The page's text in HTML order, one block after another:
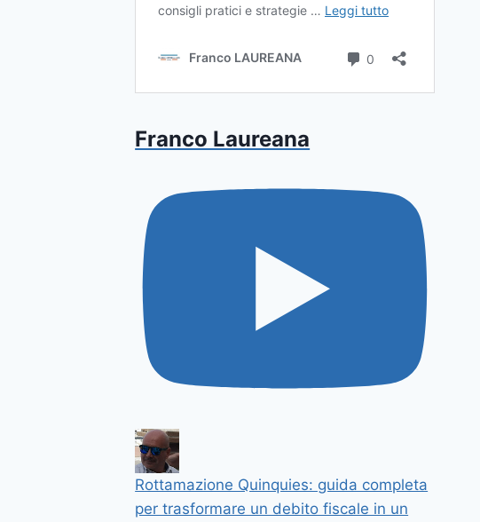
Franco Laureana
Rottamazione Quinquies: guida completa
per trasformare un debito fiscale in un